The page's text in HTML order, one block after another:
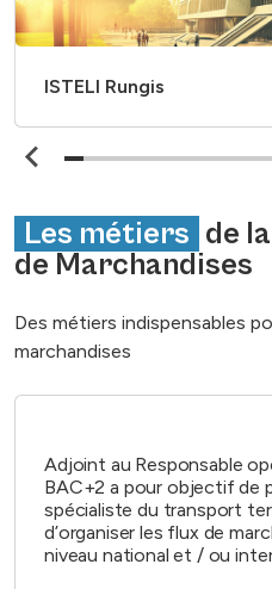
ISTELI Rungis
Les métiers de
de Marchandises
Des métiers indispensables
marchandises
Adjoint au Responsable
BAC+2 a pour objectif de
spécialiste du transport
d’organiser les flux de
niveau national et / ou